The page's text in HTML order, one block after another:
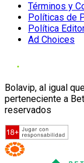
Términos y
Políticas de
Política
Ad Choices
Bolavip, al igual
perteneciente a
reservados